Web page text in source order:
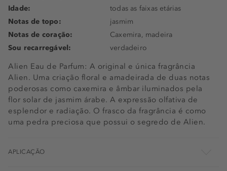
Alien Eau de Parfum: A original e única fragrância
Alien. Uma criação floral e amadeirada de duas notas
poderosas como caxemira e âmbar iluminados pela
flor solar de jasmim árabe. A expressão olfativa de
esplendor e radiação. O frasco da fragrância é como
uma pedra preciosa que possui o segredo de Alien.
Idade:
todas as faixas etárias
Notas de topo:
jasmim
Notas de coração:
Caxemira, madeira
Sou recarregável:
verdadeiro
APLICAÇÃO